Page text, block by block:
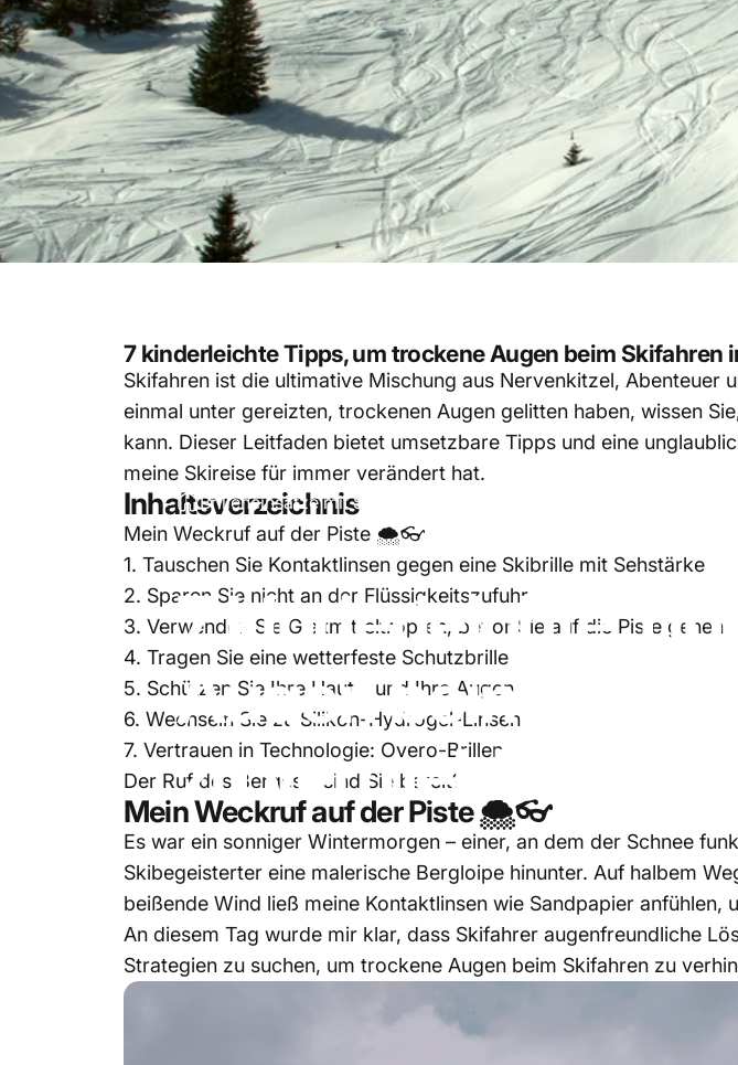
Brilleneinsätze mit Sehstärke
Februar 07, 2025 vonAlice Johnson
7kinderleichte
Augenbeim
zuvermeiden
7 kinderleichte Tipps, um trockene Augen beim Skifahren
Skifahren ist die ultimative Mischung aus Nervenkitzel, Abenteuer
einmal unter gereizten, trockenen Augen gelitten haben, wissen
kann. Dieser Leitfaden bietet umsetzbare Tipps und eine
meine Skireise für immer verändert hat.
Inhaltsverzeichnis
Mein Weckruf auf der Piste 🌨️👓
1. Tauschen Sie Kontaktlinsen gegen eine Skibrille mit Sehstärke
2. Sparen Sie nicht an der Flüssigkeitszufuhr
3. Verwenden Sie Gleitmitteltropfen, bevor Sie auf die Piste gehen
4. Tragen Sie eine wetterfeste Schutzbrille
5. Schützen Sie Ihre Haut – und Ihre Augen
6. Wechseln Sie zu Silikon-Hydrogel-Linsen
7. Vertrauen in Technologie: Overo-Brillen
Der Ruf des Berges – sind Sie bereit?
Mein Weckruf auf der Piste 🌨️👓
Es war ein sonniger Wintermorgen – einer, an dem der Schnee
Skibegeisterter eine malerische Bergloipe hinunter. Auf halbem
beißende Wind ließ meine Kontaktlinsen wie Sandpapier
An diesem Tag wurde mir klar, dass Skifahrer augenfreundliche
Strategien zu suchen, um trockene Augen beim Skifahren zu